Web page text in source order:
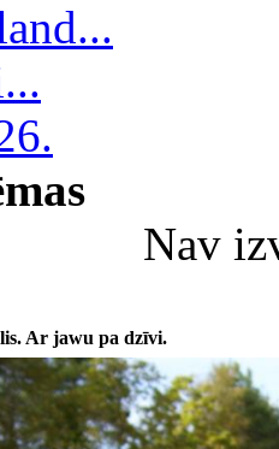
Nav
Ar jawu pa dzīvi.